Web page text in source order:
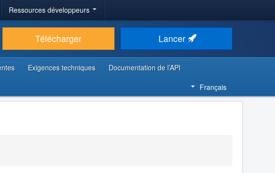
Ressources développeurs
Télécharger Lancer
Exigences techniques
Documentation de l’API
Français